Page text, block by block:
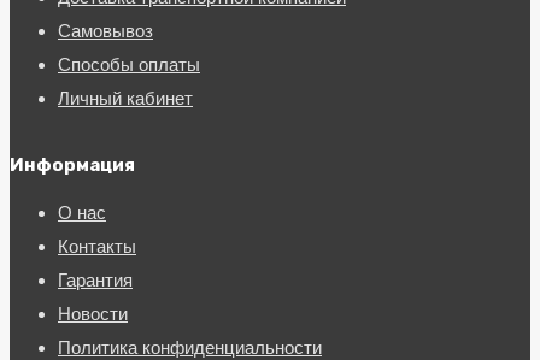
Самовывоз
Способы оплаты
Личный кабинет
Информация
О нас
Контакты
Гарантия
Новости
Политика конфиденциальности